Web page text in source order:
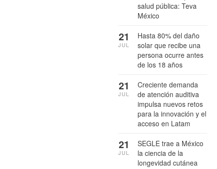
salud pública: Teva
México
Hasta 80% del daño
solar que recibe una
persona ocurre antes
de los 18 años
21
JUL
Creciente demanda
de atención auditiva
impulsa nuevos retos
para la innovación y el
acceso en Latam
21
JUL
SEGLE trae a México
la ciencia de la
longevidad cutánea
21
JUL